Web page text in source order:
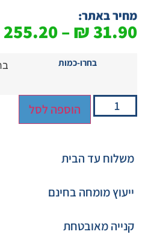
מחיר באתר:
31.90
₪
–
255.20
בחרו-כמות
הוספה לסל
משלוח עד הבית
ייעוץ מומחה בחינם
קנייה מאובטחת